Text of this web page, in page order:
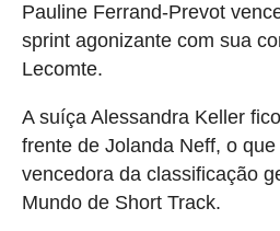
Pauline Ferrand-Prevot
sprint agonizante com sua
Lecomte.
A suíça Alessandra Keller
frente de Jolanda Neff, o
vencedora da classificação
Mundo de Short Track.